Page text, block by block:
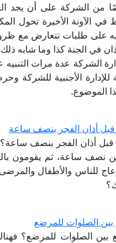
من الشركة على أن يجد
الآونة الأخيرة تحول
على طلبات تتعارض مع
في الجنة كذا وما شابه
الشركة عدة مرات التنبيه
للإدارة الأجنبية للشركة
الموضوع.
قبل أذان الفجر بنصف ساعة
قبل أذان الفجر بنصف ساعة؟
نصف ساعة، ثم يقومون
للناس والأطفال
الصلوات للمرضع
بين الصلوات للمرضع؟